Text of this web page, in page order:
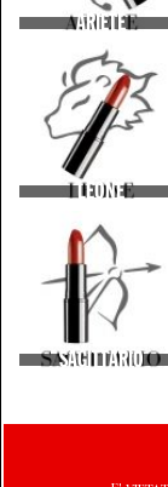
ARIETE
LEONE
SAGITTARIO